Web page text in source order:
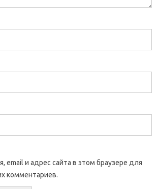
email и адрес сайта в этом браузере для
комментариев.